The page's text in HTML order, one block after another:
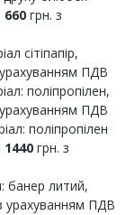
660 грн. з
сітіпапір,
ПДВ
поліпропілен,
ПДВ
поліпропілен
1440 грн. з
банер литий,
урахуванням ПДВ